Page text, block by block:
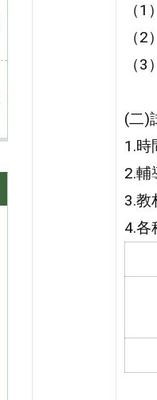
（1
（2
（
(二)
1.時
2.輔
3.教
4.各